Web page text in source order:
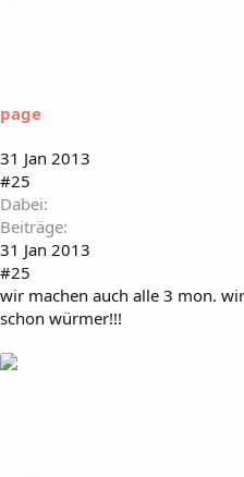
page
31 Jan 2013
#25
Dabei
Beiträge
31 Jan 2013
#25
wir machen auch alle 3 mon.
schon würmer!!!